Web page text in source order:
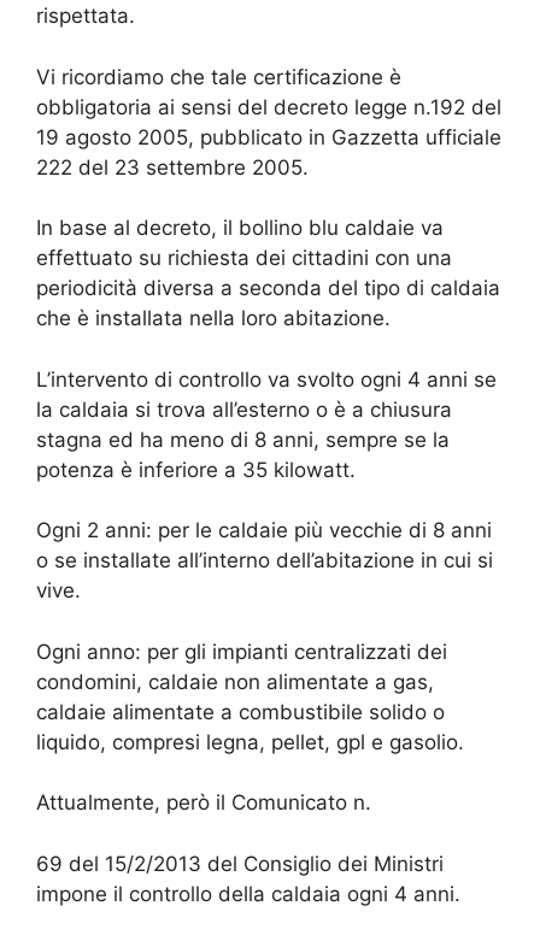
rispettata.
Vi ricordiamo che tale certificazione è
obbligatoria ai sensi del decreto legge n.192 del
19 agosto 2005, pubblicato in Gazzetta ufficiale
222 del 23 settembre 2005.
In base al decreto, il bollino blu caldaie va
effettuato su richiesta dei cittadini con una
periodicità diversa a seconda del tipo di caldaia
che è installata nella loro abitazione.
L’intervento di controllo va svolto ogni 4 anni se
la caldaia si trova all’esterno o è a chiusura
stagna ed ha meno di 8 anni, sempre se la
potenza è inferiore a 35 kilowatt.
Ogni 2 anni: per le caldaie più vecchie di 8 anni
o se installate all’interno dell’abitazione in cui si
vive.
Ogni anno: per gli impianti centralizzati dei
condomini, caldaie non alimentate a gas,
caldaie alimentate a combustibile solido o
liquido, compresi legna, pellet, gpl e gasolio.
Attualmente, però il Comunicato n.
69 del 15/2/2013 del Consiglio dei Ministri
impone il controllo della caldaia ogni 4 anni.